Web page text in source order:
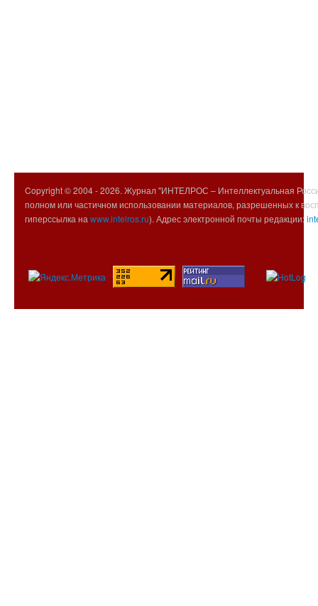
Copyright © 2004 -2026. Журнал "ИНТЕЛРОС – Интеллектуальная
полном или частичном использовании материалов, разрешенных к
гиперссылка на www.intelros.ru). Адрес электронной почты редакции: